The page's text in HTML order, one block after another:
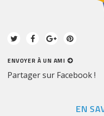
ENVOYER À UN AMI
Partager sur Facebook !
EN